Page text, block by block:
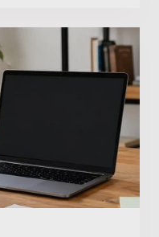
buchhaltung/plus: